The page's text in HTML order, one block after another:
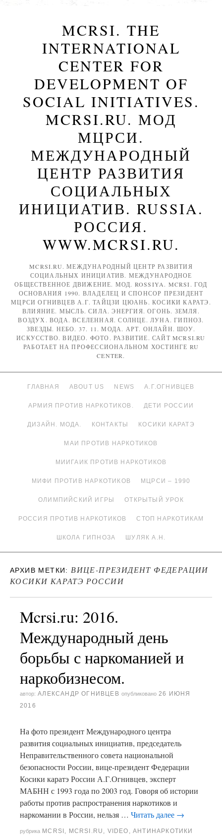
MCRSI. THE
INTERNATIONAL
CENTER FOR
DEVELOPMENT OF
SOCIAL INITIATIVES.
MCRSI.RU. МОД
МЦРСИ.
МЕЖДУНАРОДНЫЙ
ЦЕНТР РАЗВИТИЯ
СОЦИАЛЬНЫХ
ИНИЦИАТИВ. RUSSIA.
РОССИЯ.
WWW.MCRSI.RU.
MCRSI.RU. МЕЖДУНАРОДНЫЙ ЦЕНТР РАЗВИТИЯ
СОЦИАЛЬНЫХ ИНИЦИАТИВ. МЕЖДУНАРОДНОЕ
ОБЩЕСТВЕННОЕ ДВИЖЕНИЕ. МОД. ROSSIYA. MCRSI. ГОД
ОСНОВАНИЯ 1990. ВЛАДЕЛЕЦ И СПОНСОР ПРЕЗИДЕНТ
МЦРСИ ОГНИВЦЕВ А.Г. ТАЙЦЗИ ЦЮАНЬ. КОСИКИ КАРАТЭ.
ВЛИЯНИЕ. МЫСЛЬ. СИЛА. ЭНЕРГИЯ. ОГОНЬ. ЗЕМЛЯ.
ВОЗДУХ. ВОДА. ВСЕЛЕННАЯ. СОЛНЦЕ. ЛУНА. ГИПНОЗ.
ЗВЕЗДЫ. НЕБО. 37. 11. МОДА. АРТ. ОНЛАЙН. ШОУ.
ИСКУССТВО. ВИДЕО. ФОТО. РАЗВИТИЕ. САЙТ MCRSI.RU
РАБОТАЕТ НА ПРОФЕССИОНАЛЬНОМ ХОСТИНГЕ RU
CENTER.
ГЛАВНАЯ ABOUT US NEWS А.Г.ОГНИВЦЕВ
АРМИЯ ПРОТИВ НАРКОТИКОВ. ДЕТИ РОССИИ
ДИЗАЙН. МОДА. КОНТАКТЫ КОСИКИ КАРАТЭ
МАИ ПРОТИВ НАРКОТИКОВ
МИИГАИК ПРОТИВ НАРКОТИКОВ
МИФИ ПРОТИВ НАРКОТИКОВ МЦРСИ – 1990
ОЛИМПИЙСКИЙ ИГРЫ ОТКРЫТЫЙ УРОК
РОССИЯ ПРОТИВ НАРКОТИКОВ СТОП НАРКОТИКАМ
ШКОЛА ГИПНОЗА ШУЛЯК А.Н.
АРХИВ МЕТКИ: ВИЦЕ-ПРЕЗИДЕНТ ФЕДЕРАЦИИ
КОСИКИ КАРАТЭ РОССИИ
Mcrsi.ru: 2016.
Международный день
борьбы с наркоманией и
наркобизнесом.
автор: АЛЕКСАНДР ОГНИВЦЕВ опубликовано 26 ИЮНЯ
2016
На фото президент Международного центра
развития социальных инициатив, председатель
Неправительственного совета национальной
безопасности России, вице-президент Федерации
Косики каратэ России А.Г.Огнивцев, эксперт
МАБНН с 1993 года по 2003 год. Говоря об истории
работы против распространения наркотиков и
наркомании в России, нельзя … Читать далее →
рубрика MCRSI , MCRSI.RU , VIDEO ,АНТИНАРКОТИКИ